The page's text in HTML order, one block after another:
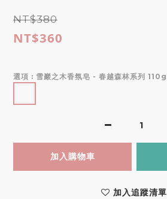
NT$380
NT$360
選項 : 雪巖之木香氛皂 - 春越森林系列 110g
加入購物車
加入追蹤清單